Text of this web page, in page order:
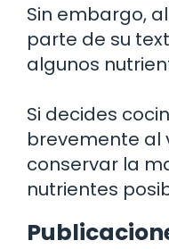
Sin embargo,
parte de su
algunos
Si decides
brevemente al
conservar la
nutrientes